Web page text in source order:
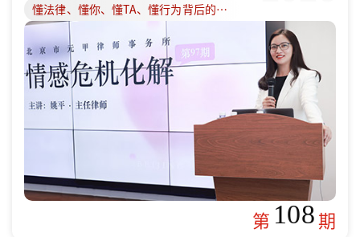
懂法律、懂你、懂TA、懂行为背后的原因
第 108期